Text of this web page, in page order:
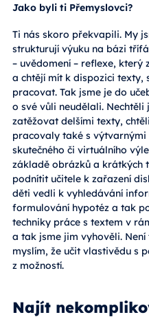
Jako byli ti Přemyslovci?
Ti nás skoro překvapili. My
strukturují výuku na bázi
– uvědomení – reflexe, který
a chtějí mít k dispozici
pracovat. Tak jsme je do
o své vůli neudělali.
zatěžovat delšími texty,
pracovaly také s výtvarnými
skutečného či virtuálního
základě obrázků a krátkých
podnítit učitele k zařazení
děti vedli k vyhledávání
formulování hypotéz a tak
techniky práce s textem v
a tak jsme jim vyhověli.
myslím, že učit vlastivědu s
z možností.
Najít